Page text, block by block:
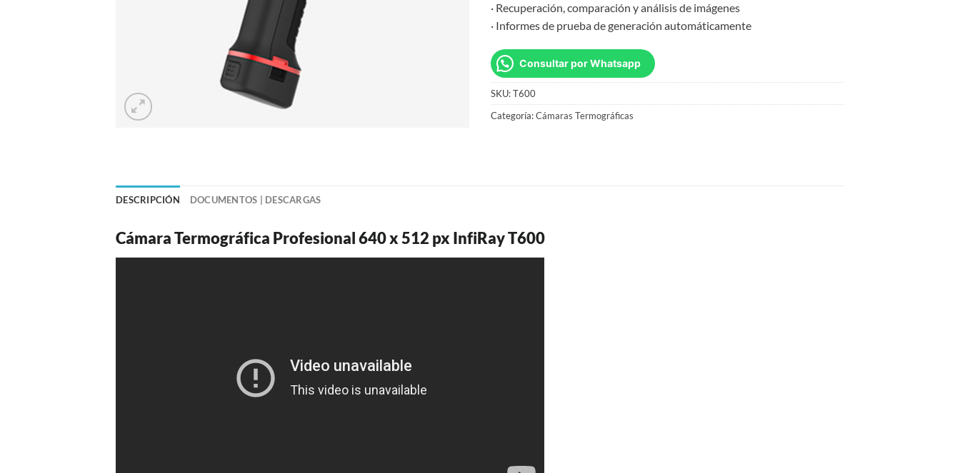
· Recuperación, comparación y análisis de imágenes
· Informes de prueba de generación automáticamente
Consultar por Whatsapp
SKU:T600
Categoría:Cámaras Termográficas
DESCRIPCIÓN DOCUMENTOS | DESCARGAS
Cámara Termográfica Profesional 640 x 512 px InfiRay T600